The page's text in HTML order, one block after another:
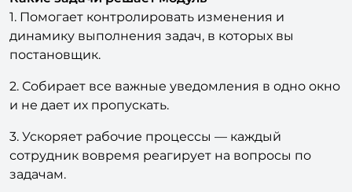
Какие задачи решает модуль
1. Помогает контролировать изменения и
динамику выполнения задач, в которых вы
постановщик.
2. Собирает все важные уведомления в одно окно
и не дает их пропускать.
3. Ускоряет рабочие процессы — каждый
сотрудник вовремя реагирует на вопросы по